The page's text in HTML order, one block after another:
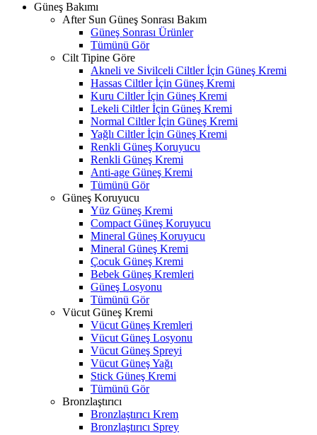
Güneş Bakımı
After Sun Güneş Sonrası Bakım
Güneş Sonrası Ürünler
Tümünü Gör
Cilt Tipine Göre
Akneli ve Sivilceli Ciltler İçin Güneş Kremi
Hassas Ciltler İçin Güneş Kremi
Kuru Ciltler İçin Güneş Kremi
Lekeli Ciltler İçin Güneş Kremi
Normal Ciltler İçin Güneş Kremi
Yağlı Ciltler İçin Güneş Kremi
Renkli Güneş Koruyucu
Renkli Güneş Kremi
Anti-age Güneş Kremi
Tümünü Gör
Güneş Koruyucu
Yüz Güneş Kremi
Compact Güneş Koruyucu
Mineral Güneş Koruyucu
Mineral Güneş Kremi
Çocuk Güneş Kremi
Bebek Güneş Kremleri
Güneş Losyonu
Tümünü Gör
Vücut Güneş Kremi
Vücut Güneş Kremleri
Vücut Güneş Losyonu
Vücut Güneş Spreyi
Vücut Güneş Yağı
Stick Güneş Kremi
Tümünü Gör
Bronzlaştırıcı
Bronzlaştırıcı Krem
Bronzlaştırıcı Sprey